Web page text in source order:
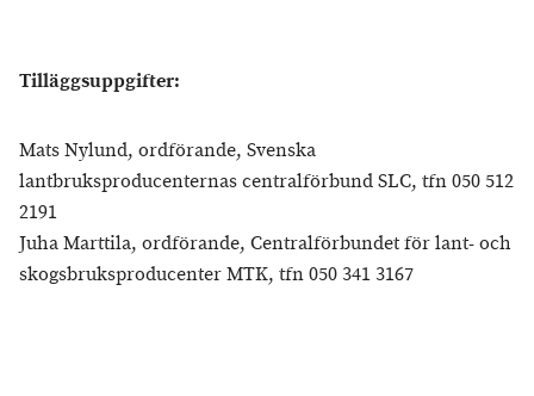
Tilläggsuppgifter:
Mats Nylund, ordförande, Svenska
lantbruksproducenternas centralförbund SLC, tfn 050 512
2191
Juha Marttila, ordförande, Centralförbundet för lant- och
skogsbruksproducenter MTK, tfn 050 341 3167